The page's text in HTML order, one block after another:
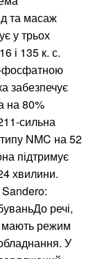
та масаж
у трьох
і 135 к. с.
фосфатною
забезпечує
на 80%
сильна
NMC на 52
підтримує
хвилини.
Sandero:
речі,
мають режим
У